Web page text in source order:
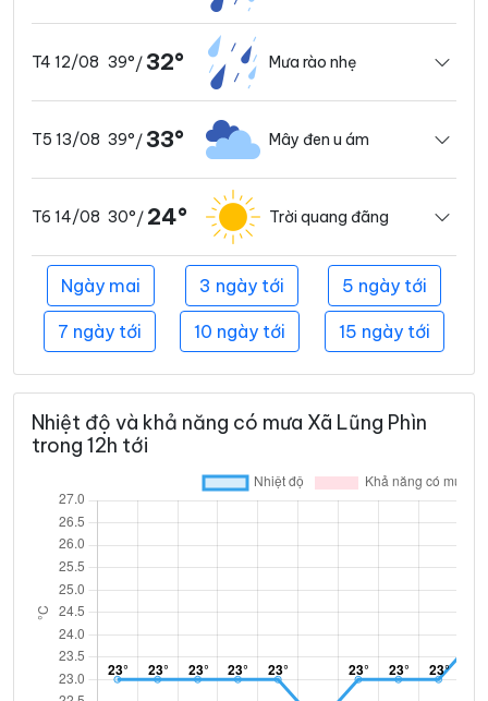
T4 12/08 39°/ 32° Mưa rào nhẹ
T5 13/08 39°/ 33° Mây đen u ám
T6 14/08 30°/ 24° Trời quang đãng
Ngày mai 3 ngày tới 5 ngày tới
7 ngày tới 10 ngày tới 15 ngày tới
Nhiệt độ và khả năng có mưa Xã Lũng Phìn
trong 12h tới